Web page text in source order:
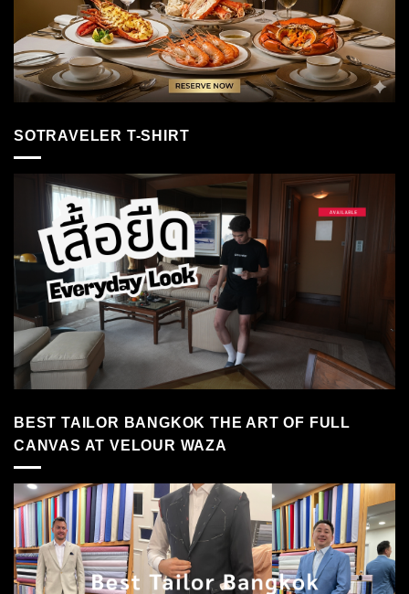
SOTRAVELER T-SHIRT
BEST TAILOR BANGKOK THE ART OF FULL
CANVAS AT VELOUR WAZA